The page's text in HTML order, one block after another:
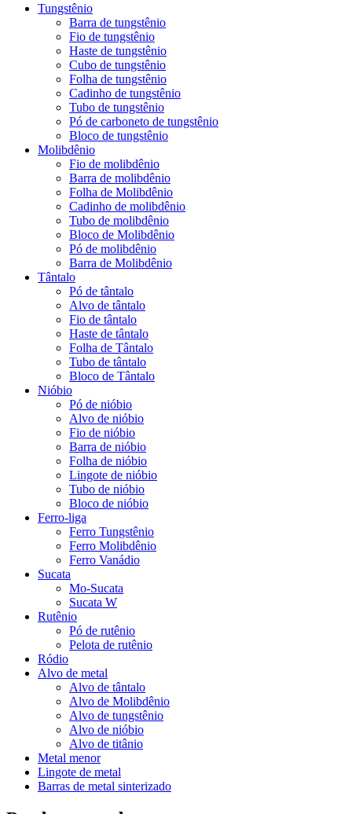
Tungstênio
Barra de tungstênio
Fio de tungstênio
Haste de tungstênio
Cubo de tungstênio
Folha de tungstênio
Cadinho de tungstênio
Tubo de tungstênio
Pó de carboneto de tungstênio
Bloco de tungstênio
Molibdênio
Fio de molibdênio
Barra de molibdênio
Folha de Molibdênio
Cadinho de molibdênio
Tubo de molibdênio
Bloco de Molibdênio
Pó de molibdênio
Barra de Molibdênio
Tântalo
Pó de tântalo
Alvo de tântalo
Fio de tântalo
Haste de tântalo
Folha de Tântalo
Tubo de tântalo
Bloco de Tântalo
Nióbio
Pó de nióbio
Alvo de nióbio
Fio de nióbio
Barra de nióbio
Folha de nióbio
Lingote de nióbio
Tubo de nióbio
Bloco de nióbio
Ferro-liga
Ferro Tungstênio
Ferro Molibdênio
Ferro Vanádio
Sucata
Mo-Sucata
Sucata W
Rutênio
Pó de rutênio
Pelota de rutênio
Ródio
Alvo de metal
Alvo de tântalo
Alvo de Molibdênio
Alvo de tungstênio
Alvo de nióbio
Alvo de titânio
Metal menor
Lingote de metal
Barras de metal sinterizado